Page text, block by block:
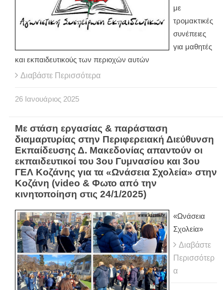
με
τρομακτικές
συνέπειες
για μαθητές
και εκπαιδευτικούς των περιοχών αυτών
Διαβάστε Περισσότερα
26 Ιανουάριος 2025
Με στάση εργασίας & παράσταση
διαμαρτυρίας στην Περιφερειακή Διεύθυνση
Εκπαίδευσης Δ. Μακεδονίας απαντούν οι
εκπαιδευτικοί του 3ου Γυμνασίου και 3ου
ΓΕΛ Κοζάνης για τα «Ωνάσεια Σχολεία» στην
Κοζάνη (video & Φωτο από την
κινητοποίηση στις 24/1/2025)
«Ωνάσεια
Σχολεία»
Διαβάστε
Περισσότερ
α